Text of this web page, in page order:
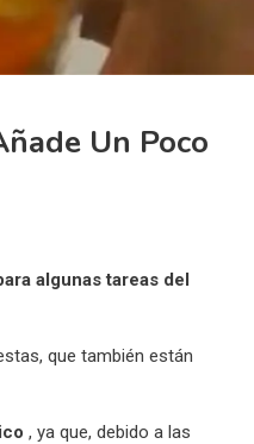
Un Poco
algunas tareas del
que también están
, ya que, debido a las